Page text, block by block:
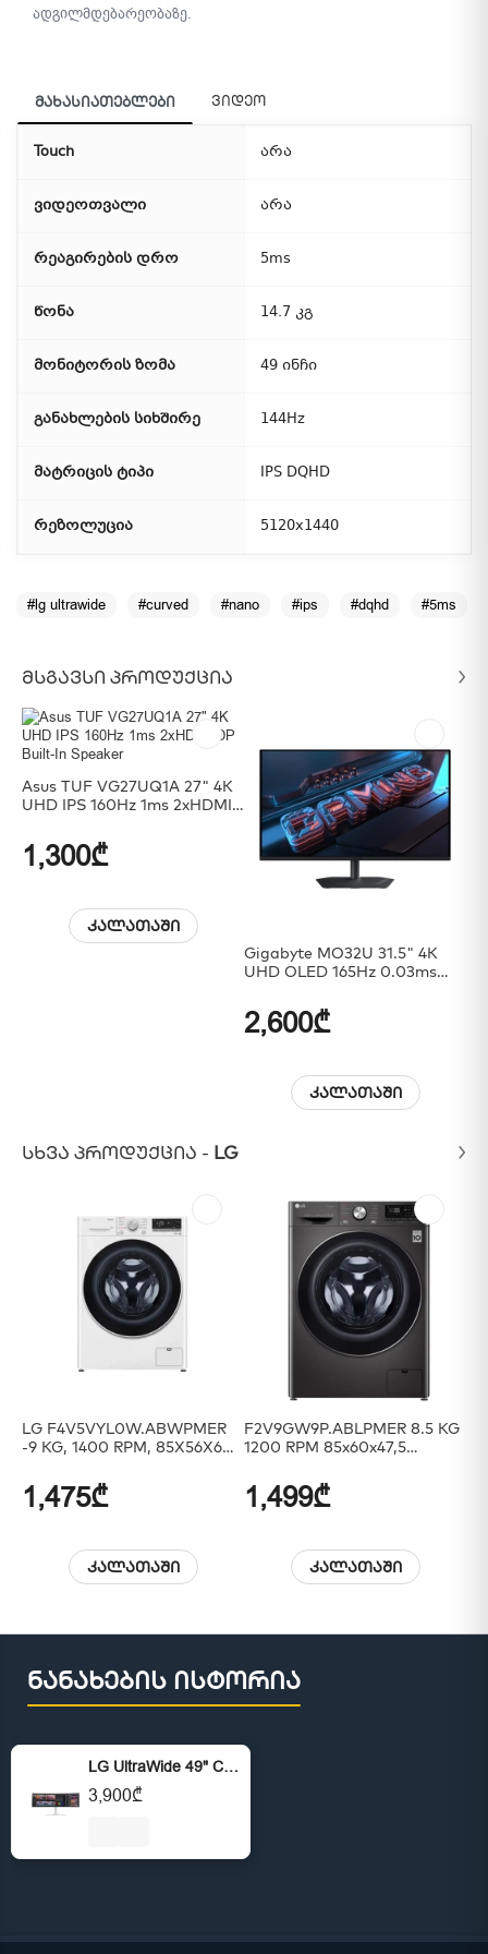
ადგილმდებარეობაზე.
მახასიათებლები ვიდეო
Touch არა
ვიდეოთვალი არა
რეაგირების დრო 5ms
წონა 14.7 კგ
მონიტორის ზომა 49 ინჩი
განახლების სიხშირე 144Hz
მატრიცის ტიპი IPS DQHD
რეზოლუცია 5120x1440
#lg ultrawide #curved #nano #ips #dqhd #5ms
ᲛᲡᲒᲐᲕᲡᲘ ᲞᲠᲝᲓᲣᲥᲪᲘᲐ
Asus TUF VG27UQ1A 27" 4K
UHD IPS 160Hz 1ms 2xHDMI
1,300₾
კალათაში
Gigabyte MO32U 31.5" 4K
UHD OLED 165Hz 0.03ms
Built-In Speaker
2,600₾
კალათაში
ᲡᲮᲕᲐ ᲞᲠᲝᲓᲣᲥᲪᲘᲐ - LG
LG F4V5VYL0W.ABWPMER
-9 KG, 1400 RPM, 85X56X60,
INT,STEAM, White
1,475₾
კალათაში
F2V9GW9P.ABLPMER 8.5 KG
1200 RPM 85x60x47,5
Wash LED Touch Display
Black
1,499₾
კალათაში
ნანახების ისტორია
LG UltraWide 49" Curved Nano IPS DQHD 5120 x 1440 5ms 144Hz - White
3,900₾